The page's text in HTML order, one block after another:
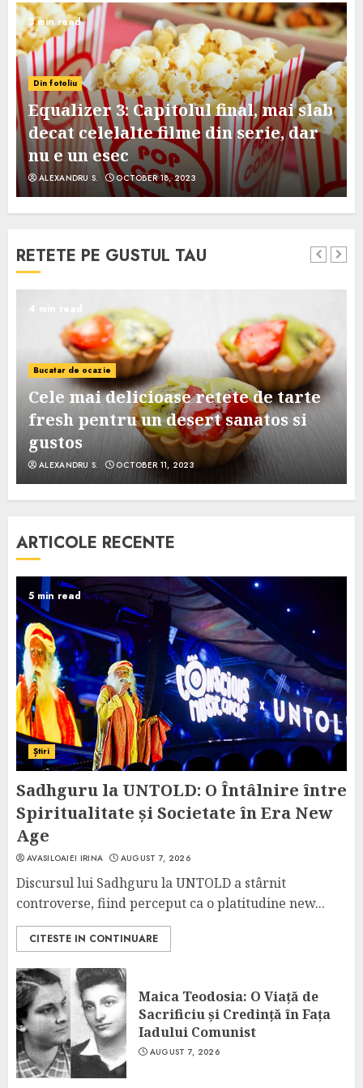
3 min read
Din fotoliu
Equalizer 3: Capitolul final, mai slab
decat celelalte filme din serie, dar
nu e un esec
ALEXANDRU S. OCTOBER 18, 2023
RETETE PE GUSTUL TAU
4 min read
Bucatar de ocazie
Cele mai delicioase retete de tarte
fresh pentru un desert sanatos si
gustos
ALEXANDRU S. OCTOBER 11, 2023
ARTICOLE RECENTE
5 min read
Știri
Sadhguru la UNTOLD: O Întâlnire între
Spiritualitate și Societate în Era New
Age
AVASILOAIEI IRINA AUGUST 7, 2026
Discursul lui Sadhguru la UNTOLD a stârnit
controverse, fiind perceput ca o platitudine new...
CITESTE IN CONTINUARE
Maica Teodosia: O Viață de
Sacrificiu și Credință în Fața
Iadului Comunist
AUGUST 7, 2026